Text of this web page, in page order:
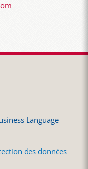
Language
des données